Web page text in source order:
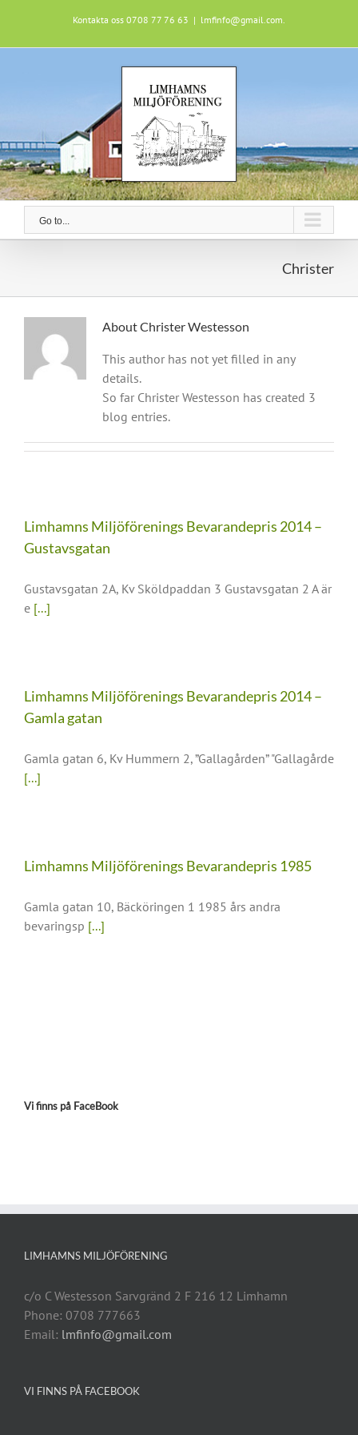
content
Kontakta oss 0708 77 76 63 | lmfinfo@gmail.com.
Go to...
Christer
AboutChrister Westesson
This author has not yet filled in any
details.
So far Christer Westesson has created 3
blog entries.
Limhamns Miljöförenings Bevarandepris 2014 –
Gustavsgatan
Gustavsgatan 2A, Kv Sköldpaddan 3 Gustavsgatan 2 A är
e [...]
Limhamns Miljöförenings Bevarandepris 2014 –
Gamla gatan
Gamla gatan 6, Kv Hummern 2, ”Gallagården” "Gallagårde
[...]
Limhamns Miljöförenings Bevarandepris 1985
Gamla gatan 10, Bäcköringen 1 1985 års andra
bevaringsp [...]
Vi finns på FaceBook
LIMHAMNS MILJÖFÖRENING
c/o C Westesson Sarvgränd 2 F 216 12 Limhamn
Phone: 0708 777663
Email: lmfinfo@gmail.com
VI FINNS PÅ FACEBOOK